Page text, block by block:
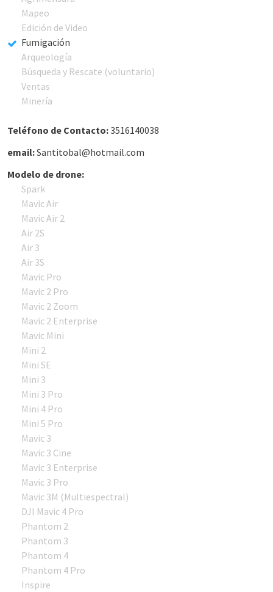
Mapeo
Edición de Video
Fumigación
Arqueología
Búsqueda y Rescate (voluntario)
Ventas
Minería
Teléfono de Contacto:3516140038
email:Santitobal@hotmail.com
Modelo de drone:
Spark
Mavic Air
Mavic Air 2
Air 2S
Air 3
Air 3S
Mavic Pro
Mavic 2 Pro
Mavic 2 Zoom
Mavic 2 Enterprise
Mavic Mini
Mini 2
Mini SE
Mini 3
Mini 3 Pro
Mini 4 Pro
Mini 5 Pro
Mavic 3
Mavic 3 Cine
Mavic 3 Enterprise
Mavic 3 Pro
Mavic 3M (Multiespectral)
DJI Mavic 4 Pro
Phantom 2
Phantom 3
Phantom 4
Phantom 4 Pro
Inspire